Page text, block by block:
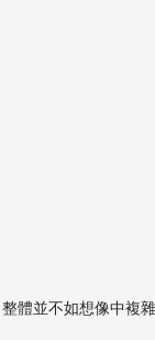
體並不如想像中複